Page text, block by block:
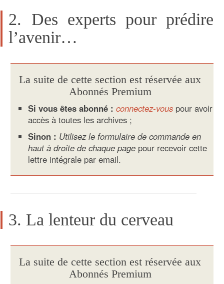
2. Des experts pour prédire
l’avenir…
La suite de cette section est réservée aux
Abonnés Premium
Si vous êtes abonné : connectez-vous pour avoir
accès à toutes les archives ;
Sinon : Utilisez le formulaire de commande en
haut à droite de chaque page pour recevoir cette
lettre intégrale par email.
3. La lenteur du cerveau
La suite de cette section est réservée aux
Abonnés Premium